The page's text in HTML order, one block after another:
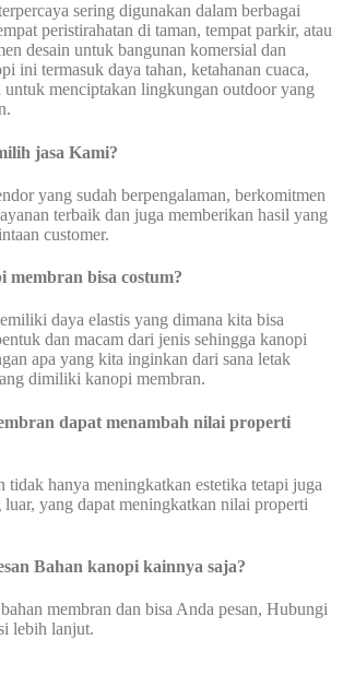
sering digunakan dalam berbagai
peristirahatan di taman, tempat parkir, atau
desain untuk bangunan komersial dan
ini termasuk daya tahan, ketahanan cuaca,
untuk menciptakan lingkungan outdoor yang
jasa Kami?
yang sudah berpengalaman, berkomitmen
terbaik dan juga memberikan hasil yang
customer.
membran bisa costum?
daya elastis yang dimana kita bisa
dan macam dari jenis sehingga kanopi
apa yang kita inginkan dari sana letak
dimiliki kanopi membran.
dapat menambah nilai properti
tidak hanya meningkatkan estetika tetapi juga
yang dapat meningkatkan nilai properti
Bahan kanopi kainnya saja?
membran dan bisa Anda pesan, Hubungi
lebih lanjut.